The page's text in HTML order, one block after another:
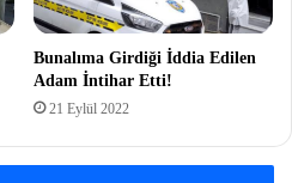
Bunalıma Girdiği İddia Edilen
Adam İntihar Etti!
21 Eylül 2022